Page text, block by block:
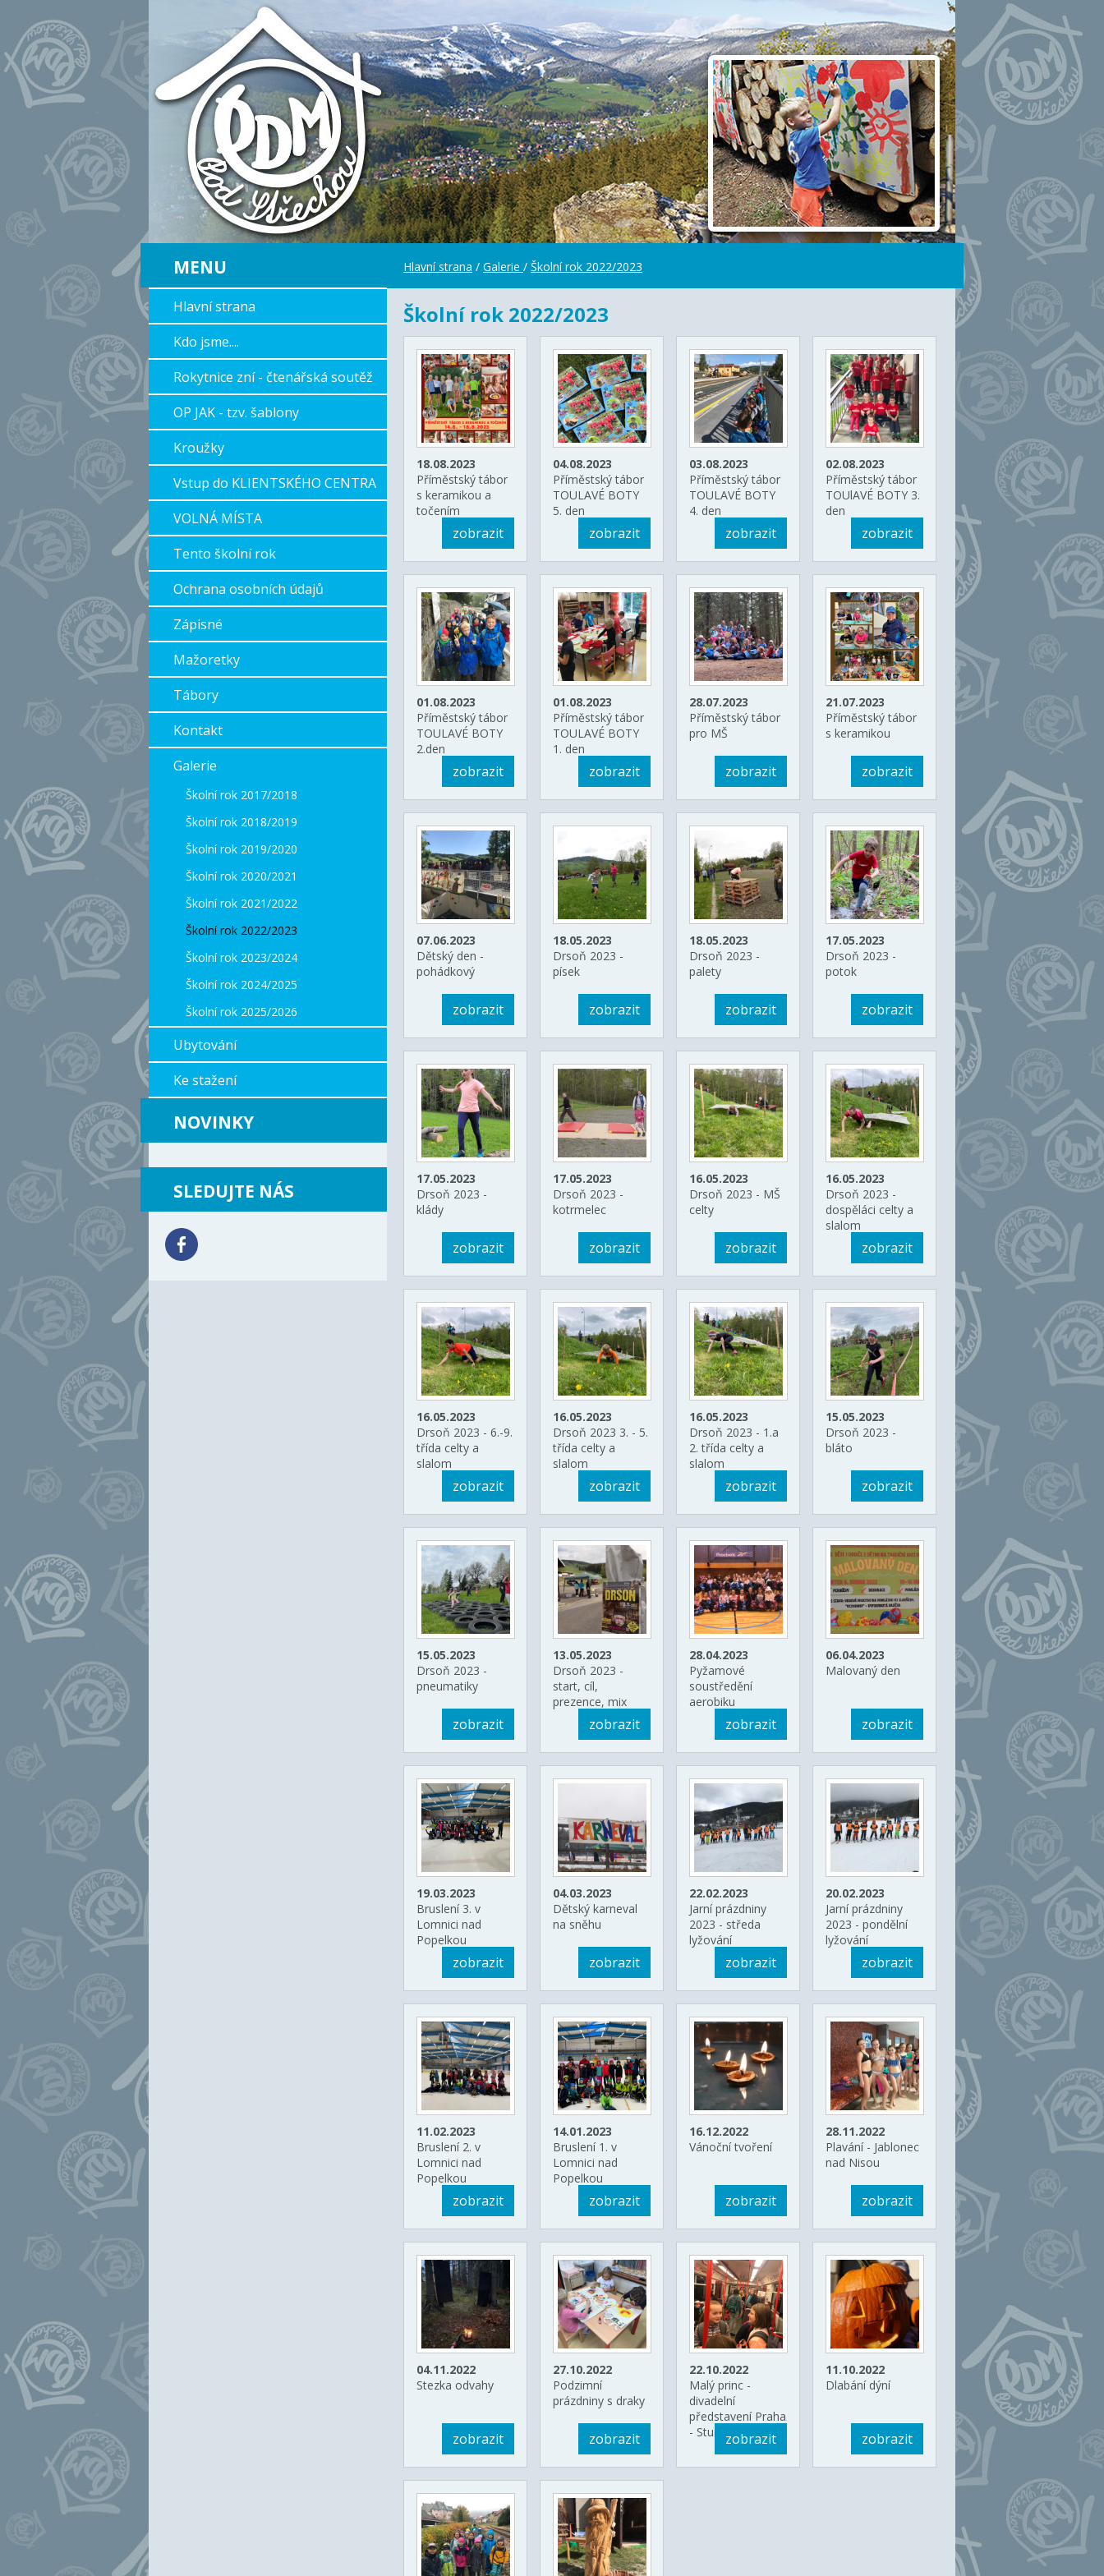
MENU
Hlavní strana
Kdo jsme....
Rokytnice zní - čtenářská soutěž
OP JAK - tzv. šablony
Kroužky
Vstup do KLIENTSKÉHO CENTRA
VOLNÁ MÍSTA
Tento školní rok
Ochrana osobních údajů
Zápisné
Mažoretky
Tábory
Kontakt
Galerie
Školní rok 2017/2018
Školní rok 2018/2019
Školní rok 2019/2020
Školní rok 2020/2021
Školní rok 2021/2022
Školní rok 2022/2023
Školní rok 2023/2024
Školní rok 2024/2025
Školní rok 2025/2026
Ubytování
Ke stažení
NOVINKY
SLEDUJTE NÁS
Hlavní strana / Galerie / Školní rok 2022/2023
Školní rok 2022/2023
18.08.2023
Příměstský tábor
s keramikou a
točením
zobrazit
04.08.2023
Příměstský tábor
TOULAVÉ BOTY
5. den
zobrazit
03.08.2023
Příměstský tábor
TOULAVÉ BOTY
4. den
zobrazit
02.08.2023
Příměstský tábor
TOUlAVÉ BOTY 3.
den
zobrazit
01.08.2023
Příměstský tábor
TOULAVÉ BOTY
2.den
zobrazit
01.08.2023
Příměstský tábor
TOULAVÉ BOTY
1. den
zobrazit
28.07.2023
Příměstský tábor
pro MŠ
zobrazit
21.07.2023
Příměstský tábor
s keramikou
zobrazit
07.06.2023
Dětský den -
pohádkový
zobrazit
18.05.2023
Drsoň 2023 -
písek
zobrazit
18.05.2023
Drsoň 2023 -
palety
zobrazit
17.05.2023
Drsoň 2023 -
potok
zobrazit
17.05.2023
Drsoň 2023 -
klády
zobrazit
17.05.2023
Drsoň 2023 -
kotrmelec
zobrazit
16.05.2023
Drsoň 2023 - MŠ
celty
zobrazit
16.05.2023
Drsoň 2023 -
dospěláci celty a
slalom
zobrazit
16.05.2023
Drsoň 2023 - 6.-9.
třída celty a
slalom
zobrazit
16.05.2023
Drsoň 2023 3. - 5.
třída celty a
slalom
zobrazit
16.05.2023
Drsoň 2023 - 1.a
2. třída celty a
slalom
zobrazit
15.05.2023
Drsoň 2023 -
bláto
zobrazit
15.05.2023
Drsoň 2023 -
pneumatiky
zobrazit
13.05.2023
Drsoň 2023 -
start, cíl,
prezence, mix
zobrazit
28.04.2023
Pyžamové
soustředění
aerobiku
zobrazit
06.04.2023
Malovaný den
zobrazit
19.03.2023
Bruslení 3. v
Lomnici nad
Popelkou
zobrazit
04.03.2023
Dětský karneval
na sněhu
zobrazit
22.02.2023
Jarní prázdniny
2023 - středa
lyžování
zobrazit
20.02.2023
Jarní prázdniny
2023 - pondělní
lyžování
zobrazit
11.02.2023
Bruslení 2. v
Lomnici nad
Popelkou
zobrazit
14.01.2023
Bruslení 1. v
Lomnici nad
Popelkou
zobrazit
16.12.2022
Vánoční tvoření
zobrazit
28.11.2022
Plavání - Jablonec
nad Nisou
zobrazit
04.11.2022
Stezka odvahy
zobrazit
27.10.2022
Podzimní
prázdniny s draky
zobrazit
22.10.2022
Malý princ -
divadelní
představení Praha
- Studio Dvazobrazit
11.10.2022
Dlabání dýní
zobrazit